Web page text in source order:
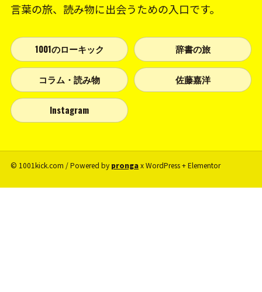
言葉の旅、読み物に出会うための入口です。
1001のローキック 辞書の旅
コラム・読み物 佐藤嘉洋
Instagram
© 1001kick.com / Powered by prongax WordPress + Elementor